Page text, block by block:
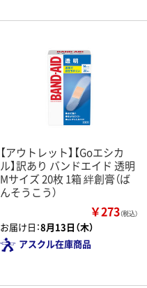
【アウトレット】【Goエシカ
ル】訳あり バンドエイド 透明
Mサイズ 20枚 1箱 絆創膏（ば
んそうこう）
￥273（税込）
お届け日：8月13日（木）
アスクル在庫商品